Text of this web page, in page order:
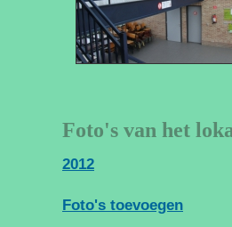
Foto's van het
2012
Foto's toevoegen